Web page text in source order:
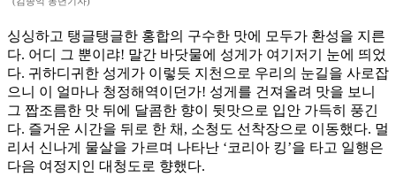
싱싱하고 탱글탱글한 홍합의 구수한 맛에 모두가 환성을 지른
다. 어디 그 뿐이랴! 말간 바닷물에 성게가 여기저기 눈에 띄었
다. 귀하디귀한 성게가 이렇듯 지천으로 우리의 눈길을 사로잡
으니 이 얼마나 청정해역이던가! 성게를 건져올려 맛을 보니
그 짭조름한 맛 뒤에 달콤한 향이 뒷맛으로 입안 가득히 풍긴
다. 즐거운 시간을 뒤로 한 채, 소청도 선착장으로 이동했다. 멀
리서 신나게 물살을 가르며 나타난 ‘코리아 킹’을 타고 일행은
다음 여정지인 대청도로 향했다.